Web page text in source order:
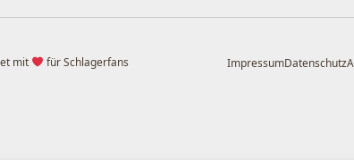
mit für Schlagerfans ImpressumDatenschutz